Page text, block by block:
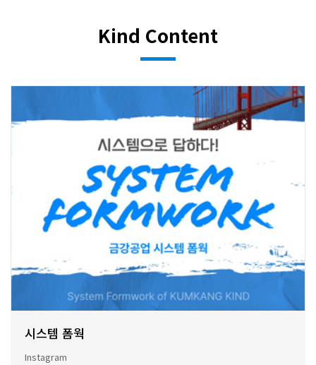
Kind Content
시스템 폼웍
Instagram